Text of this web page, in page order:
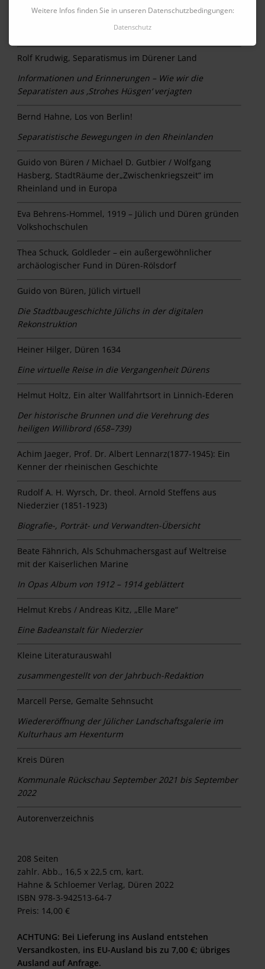
Josef Bongartz, Das Jahr 1923
Erinnerungen eines unmittelbar Beteiligten (Auszüge)
Rolf Krudwig, Separatismus im Dürener Land
Informationen und Erinnerungen – Wie wir die
Separatisten aus ‚Strohes Hüsgen‘ verjagten
Bernd Hahne, Los von Berlin!
Separatistische Bewegungen in den Rheinlanden
Guido von Büren / Michael D. Gutbier / Wolfgang
Hasberg, StadtRäume der„Zwischenkriegszeit“ im
Rheinland und in Europa
Eva Behrens-Hommel, 1919 – Jülich und Düren gründen
Volkshoch­schulen
Thea Schuck, Goldleder – ein außergewöhnlicher
archäologi­scher Fund in Düren-Rölsdorf
Guido von Büren, Jülich virtuell
Die Stadtbaugeschichte Jülichs in der digitalen
Rekonstruktion
Heiner Hilger, Düren 1634
Eine virtuelle Reise in die Vergangenheit Dürens
Helmut Holtz, Ein alter Wallfahrtsort in Linnich-Ederen
Der historische Brunnen und die Verehrung des
heiligen Willibrord (658–739)
Achim Jaeger, Prof. Dr. Albert Lennarz(1877-1945): Ein
Kenner der rheinischen Geschichte
Rudolf A. H. Wyrsch, Dr. theol. Arnold Steffens aus
Niederzier (1851-1923)
Biografie-, Porträt- und Verwandten-Übersicht
Beate Fähnrich, Als Schuhmachersgast auf Weltreise
mit der Kaiserlichen Marine
In Opas Album von 1912 – 1914 geblättert
Helmut Krebs / Andreas Kitz, „Elle Mare“
Eine Badeanstalt für Niederzier
Kleine Literaturauswahl
zusammengestellt von der Jahrbuch-Redaktion
Marcell Perse, Gemalte Sehnsucht
Wiedereröffnung der Jülicher Landschaftsgalerie im
Kulturhaus am Hexenturm
Kreis Düren
Kommunale Rückschau September 2021 bis September
2022
Autorenverzeichnis
208 Seiten
zahlr. Abb., 16,5 x 22,5 cm, kart.
Hahne & Schloemer Verlag, Düren 2022
ISBN 978-3-942513-64-7
Preis: 14,00 €
ACHTUNG: Bei Lieferung ins Ausland entstehen
Versandkosten, ins EU-Ausland bis zu 7,00 €; übriges
Ausland auf Anfrage.
Weitere Infos finden Sie in unseren Datenschutzbedingungen:
Datenschutz